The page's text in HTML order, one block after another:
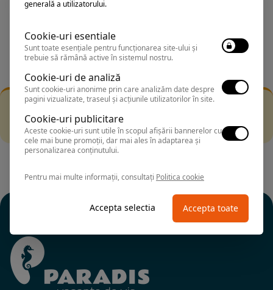
Filtrarea nu a returnat niciun rezultat
Incearca sa folosesti o cautarea mai generala sau alege
alte fitre.
generală a utilizatorului.
Cookie-uri esentiale
Sunt toate esențiale pentru funcționarea site-ului și
trebuie să rămână active în sistemul nostru.
Cookie-uri de analiză
Sunt cookie-uri anonime prin care analizăm date despre
pagini vizualizate, traseul și acțiunile utilizatorilor în site.
Cookie-uri publicitare
Aceste cookie-uri sunt utile în scopul afișării bannerelor cu
cele mai bune promoții, dar mai ales în adaptarea și
personalizarea conținutului.
Pentru mai multe informații, consultați Politica cookie
Accepta selectia Accepta toate